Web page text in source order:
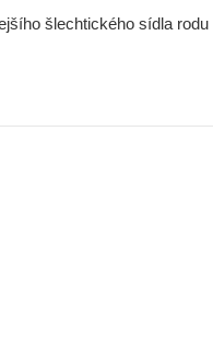
šlechtického sídla